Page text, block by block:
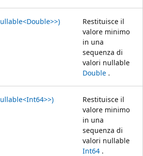
Restituisce il
valore minimo
in una
sequenza di
valori nullable
Double .
Restituisce il
valore minimo
in una
sequenza di
valori nullable
Int64 .